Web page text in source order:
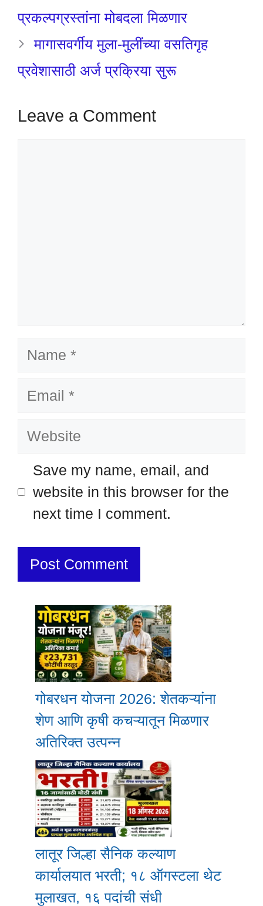
प्रकल्पग्रस्तांना मोबदला मिळणार
मागासवर्गीय मुला-मुलींच्या वसतिगृह
प्रवेशासाठी अर्ज प्रक्रिया सुरू
Leave a Comment
Name
Email
Website
Save my name, email, and
website in this browser for the
next time I comment.
गोबरधन योजना 2026: शेतकऱ्यांना
शेण आणि कृषी कचऱ्यातून मिळणार
अतिरिक्त उत्पन्न
लातूर जिल्हा सैनिक कल्याण
कार्यालयात भरती; १८ ऑगस्टला थेट
मुलाखत, १६ पदांची संधी